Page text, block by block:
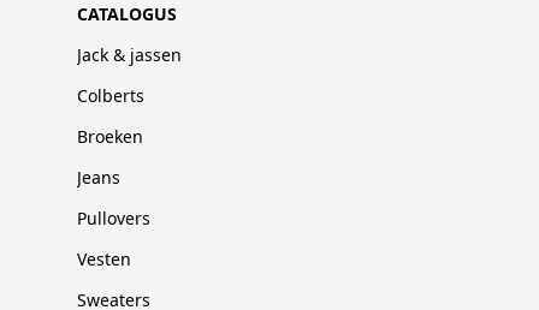
CATALOGUS
Jack & jassen
Colberts
Broeken
Jeans
Pullovers
Vesten
Sweaters